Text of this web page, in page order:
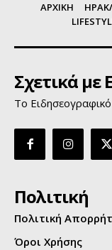
ΑΡΧΙΚΗ
Σχετικά με
Το
Πολιτική
Πολιτική
Όροι Χρήσης